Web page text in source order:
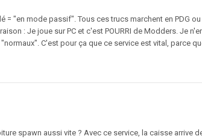
"en mode passif". Tous ces trucs marchent en PDG ou
: Je joue sur PC et c'est POURRI de Modders. Je
C'est pour ça que ce service est vital, parce que
spawn aussi vite ? Avec ce service, la caisse arrive